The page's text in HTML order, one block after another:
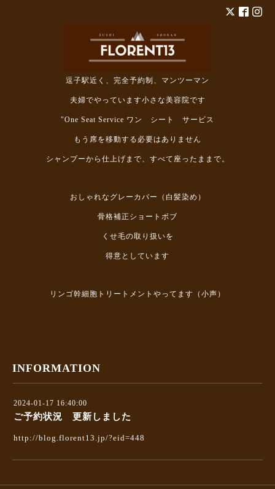
逗子駅近く、完全予約制、マンツーマン
夫婦でやっています小さな美容院です
"One Seat Service ワン シート サービス
もう席を移動する必要はありません
シャンプーから仕上げまで、すべて座ったままで。
おしゃれなグレーカバー（白髪染め）
骨格補正ショートボブ
くせ毛の取り扱いを
得意としています
リンゴ幹細胞トリートメントやってます（小声）
INFORMATION
2024-01-17 16:40:00
ご予約状況 更新しました
http://blog.florent13.jp/?eid=448